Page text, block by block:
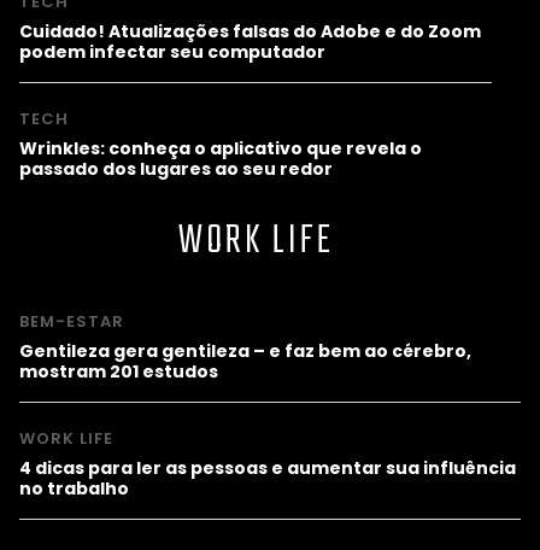
Cuidado! Atualizações falsas do Adobe e do Zoom
podem infectar seu computador
TECH
Wrinkles: conheça o aplicativo que revela o
passado dos lugares ao seu redor
WORK LIFE
BEM-ESTAR
Gentileza gera gentileza – e faz bem ao cérebro,
mostram 201 estudos
WORK LIFE
4 dicas para ler as pessoas e aumentar sua influência
no trabalho